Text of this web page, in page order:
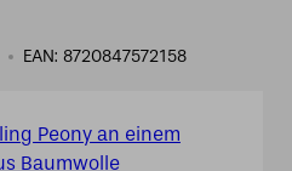
EAN: 8720847572158